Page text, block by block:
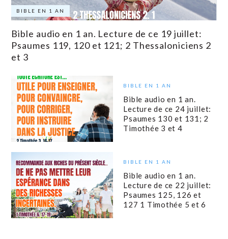
BIBLE EN 1 AN
Bible audio en 1 an. Lecture de ce 19 juillet:
Psaumes 119, 120 et 121; 2 Thessaloniciens 2
et 3
BIBLE EN 1 AN
Bible audio en 1 an.
Lecture de ce 24 juillet:
Psaumes 130 et 131; 2
Timothée 3 et 4
BIBLE EN 1 AN
Bible audio en 1 an.
Lecture de ce 22 juillet:
Psaumes 125, 126 et
127 1 Timothée 5 et 6